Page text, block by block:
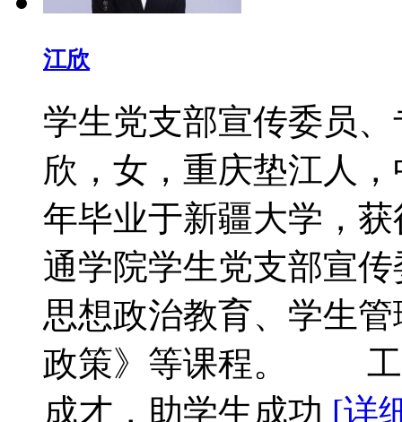
江欣
学生党支部宣传委
欣，女，重庆垫江人
年毕业于新疆大学，
通学院学生党支部宣
思想政治教育、学生
政策》等课程。 工
成才，助学生成功 [详